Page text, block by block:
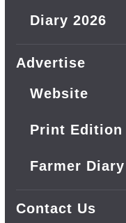
Diary 2026
Advertise
Website
Print Edition
Farmer Diary
Contact Us